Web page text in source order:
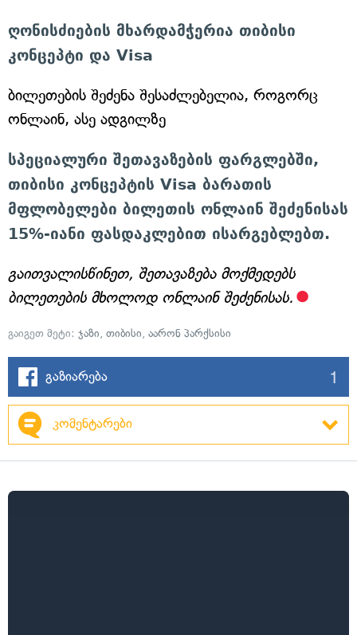
ღონისძიების მხარდამჭერია თიბისი
კონცეპტი და Visa
ბილეთების შეძენა შესაძლებელია, როგორც
ონლაინ, ასე ადგილზე
სპეციალური შეთავაზების ფარგლებში,
თიბისი კონცეპტის Visa ბარათის
მფლობელები ბილეთის ონლაინ შეძენისას
15%-იანი ფასდაკლებით ისარგებლებთ.
გაითვალისწინეთ, შეთავაზება მოქმედებს
ბილეთების მხოლოდ ონლაინ შეძენისას.
გაიგეთ მეტი: ჯაზი, თიბისი, აარონ პარქსისი
გაზიარება 1
კომენტარები